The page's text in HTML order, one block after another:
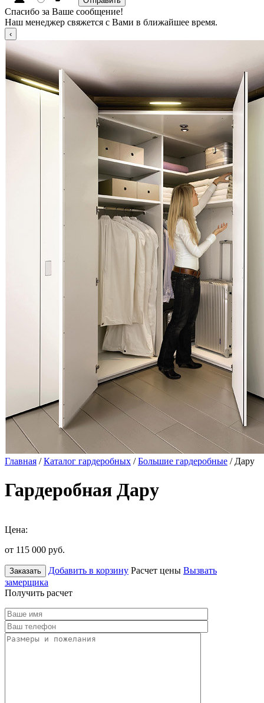
Спасибо за Ваше сообщение!
Наш менеджер свяжется с Вами в ближайшее время.
Главная /Каталог гардеробных /Большие гардеробные / Дару
Гардеробная Дару
Цена:
от 115 000 руб.
Заказать Добавить в корзину Расчет цены Вызвать
замерщика
Получить расчет